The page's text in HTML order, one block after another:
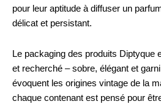
pour leur aptitude à diffuser un
délicat et persistant.
Le packaging des produits Diptyque
et recherché – sobre, élégant et
évoquent les origines vintage de la
chaque contenant est pensé pour